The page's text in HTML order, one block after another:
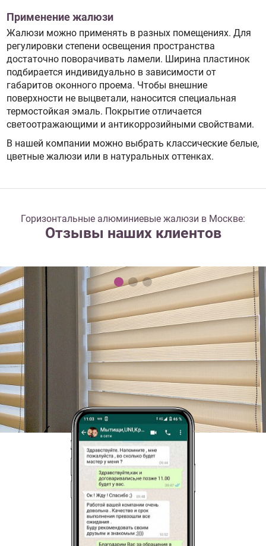
Применение жалюзи
Жалюзи можно применять в разных помещениях. Для
регулировки степени освещения пространства
достаточно поворачивать ламели. Ширина пластинок
подбирается индивидуально в зависимости от
габаритов оконного проема. Чтобы внешние
поверхности не выцветали, наносится специальная
термостойкая эмаль. Покрытие отличается
светоотражающими и антикоррозийными свойствами.
В нашей компании можно выбрать классические белые,
цветные жалюзи или в натуральных оттенках.
Горизонтальные алюминиевые жалюзи в Москве:
Отзывы наших клиентов